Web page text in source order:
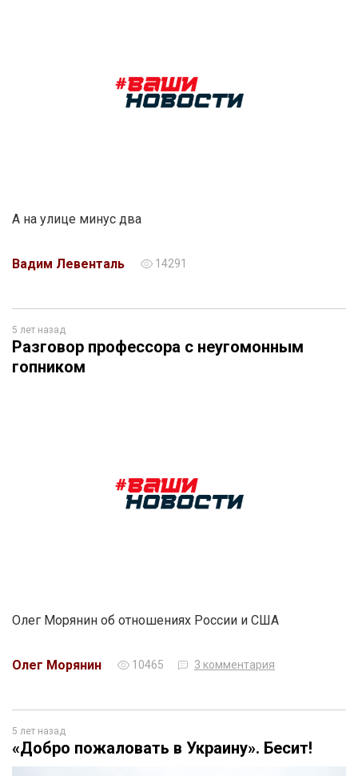
А на улице минус два
Вадим Левенталь 14291
5 лет назад
Разговор профессора с неугомонным
гопником
Олег Морянин об отношениях России и США
Олег Морянин 10465 3 комментария
5 лет назад
«Добро пожаловать в Украину». Бесит!